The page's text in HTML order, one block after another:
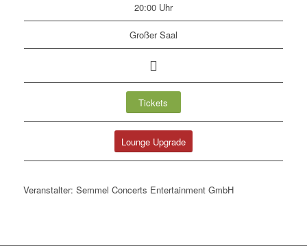
20:00 Uhr
Großer Saal
Tickets
Lounge Upgrade
Veranstalter: Semmel Concerts Entertainment GmbH